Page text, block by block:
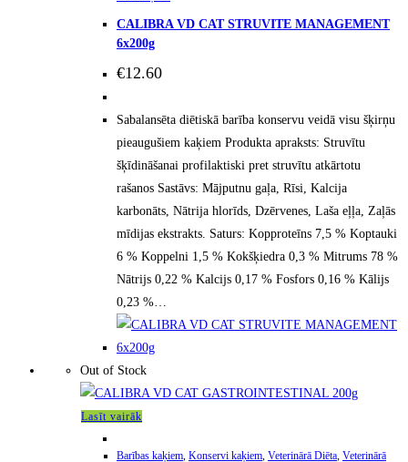
CALIBRA VD CAT STRUVITE MANAGEMENT
6x200g
€12.60
Sabalansēta diētiskā barība konservu veidā visu šķirņu
pieaugušiem kaķiem Produkta apraksts: Struvītu
šķīdināšanai profilaktiski pret struvītu atkārtotu
rašanos Sastāvs: Mājputnu gaļa, Rīsi, Kalcija
karbonāts, Nātrija hlorīds, Dzērvenes, Laša eļļa, Zaļās
mīdijas ekstrakts. Saturs: Kopproteīns 7,5 % Koptauki
6 % Koppelni 1,5 % Kokšķiedra 0,3 % Mitrums 78 %
Nātrijs 0,22 % Kalcijs 0,17 % Fosfors 0,16 % Kālijs
0,23 %…
Out of Stock
Lasīt vairāk
Barības kaķiem, Konservi kaķiem, Veterinārā Diēta, Veterinārā